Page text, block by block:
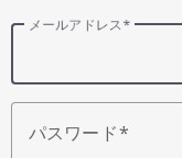
メールアドレス
パスワード